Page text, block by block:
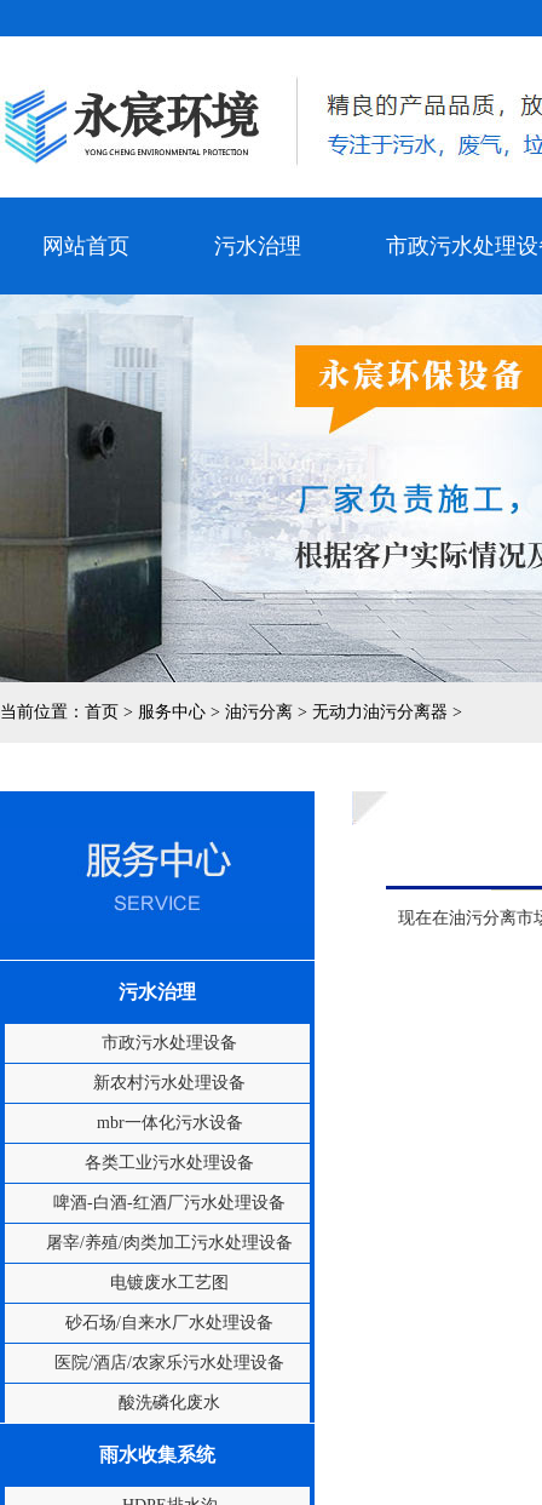
网站首页 污水治理 市政污水处理
当前位置： 首页 > 服务中心 > 油污分离 > 无动力油污分离器 >
污水治理
市政污水处理设备
新农村污水处理设备
mbr一体化污水设备
各类工业污水处理设备
啤酒-白酒-红酒厂污水处理设备
屠宰/养殖/肉类加工污水处理设备
电镀废水工艺图
砂石场/自来水厂水处理设备
医院/酒店/农家乐污水处理设备
酸洗磷化废水
雨水收集系统
现在在油污分离市